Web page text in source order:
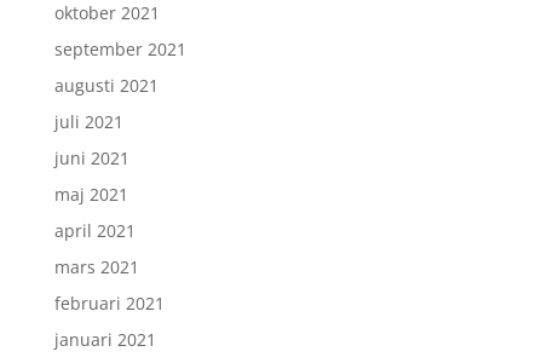
oktober 2021
september 2021
augusti 2021
juli 2021
juni 2021
maj 2021
april 2021
mars 2021
februari 2021
januari 2021